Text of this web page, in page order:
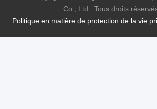
Politique en matière de protection de la vie
Co., Ltd . Tous droits